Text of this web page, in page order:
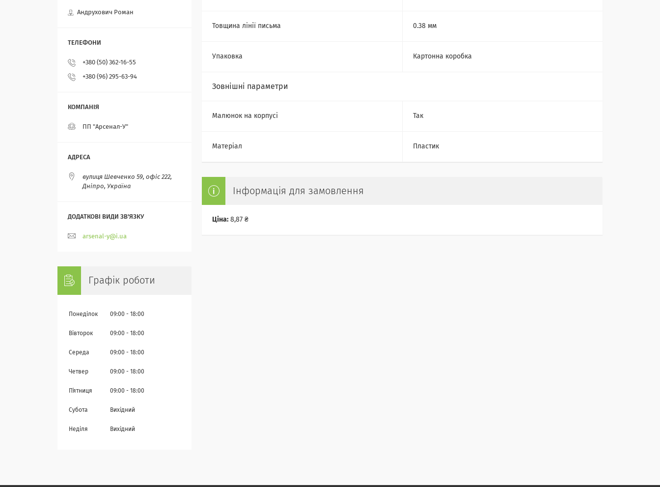
Товщина лінії письма 0.38 мм
Упаковка Картонна коробка
Зовнішні параметри
Малюнок на корпусі Так
Матеріал Пластик
Інформація для замовлення
Ціна: 8,87 ₴
Андрухович Роман
+380 (50) 362-16-55
+380 (96) 295-63-94
ПП "Арсенал-У"
вулиця Шевченко 59, офіс 222,
Дніпро, Україна
arsenal-y@i.ua
Графік роботи
Понеділок 09:00 18:00
Вівторок 09:00 18:00
Середа 09:00 18:00
Четвер 09:00 18:00
Пʼятниця 09:00 18:00
Субота Вихідний
Неділя Вихідний